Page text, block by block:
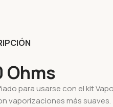
Ohms
para usarse con el kit
vaporizaciones más suaves.